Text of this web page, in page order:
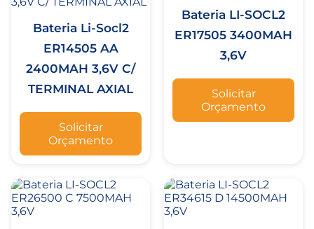
Bateria Li-Socl2
ER14505 AA
2400MAH 3,6V C/
TERMINAL AXIAL
Solicitar
Orçamento
Bateria LI-SOCL2
ER17505 3400MAH
3,6V
Solicitar
Orçamento